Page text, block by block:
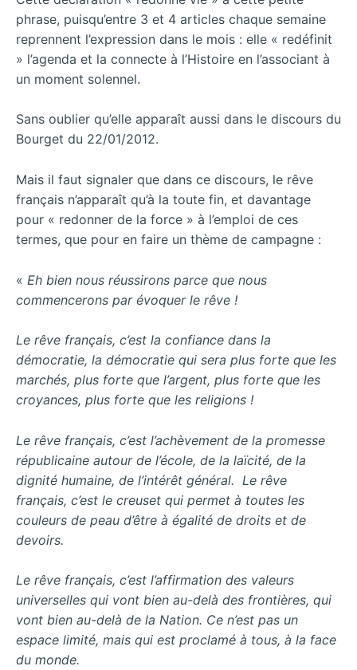
phrase, puisqu’entre 3 et 4 articles chaque semaine
reprennent l’expression dans le mois : elle « redéfinit
» l’agenda et la connecte à l’Histoire en l’associant à
un moment solennel.
Sans oublier qu’elle apparaît aussi dans le discours du
Bourget du 22/01/2012.
Mais il faut signaler que dans ce discours, le rêve
français n’apparaît qu’à la toute fin, et davantage
pour « redonner de la force » à l’emploi de ces
termes, que pour en faire un thème de campagne :
« Eh bien nous réussirons parce que nous
commencerons par évoquer le rêve !
Le rêve français, c’est la confiance dans la
démocratie, la démocratie qui sera plus forte que les
marchés, plus forte que l’argent, plus forte que les
croyances, plus forte que les religions !
Le rêve français, c’est l’achèvement de la promesse
républicaine autour de l’école, de la laïcité, de la
dignité humaine, de l’intérêt général. Le rêve
français, c’est le creuset qui permet à toutes les
couleurs de peau d’être à égalité de droits et de
devoirs.
Le rêve français, c’est l’affirmation des valeurs
universelles qui vont bien au-delà des frontières, qui
vont bien au-delà de la Nation. Ce n’est pas un
espace limité, mais qui est proclamé à tous, à la face
du monde.